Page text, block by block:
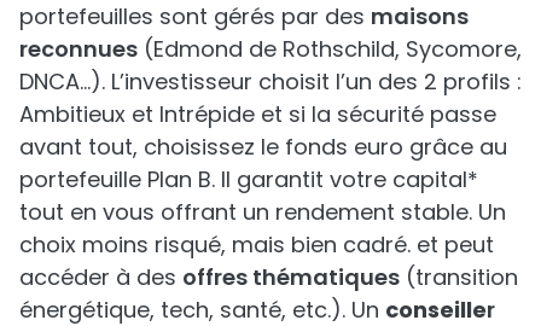
portefeuilles sont gérés par des maisons
reconnues (Edmond de Rothschild, Sycomore,
DNCA…). L’investisseur choisit l’un des 2 profils :
Ambitieux et Intrépide et si la sécurité passe
avant tout, choisissez le fonds euro grâce au
portefeuille Plan B. Il garantit votre capital*
tout en vous offrant un rendement stable. Un
choix moins risqué, mais bien cadré. et peut
accéder à des offres thématiques (transition
énergétique, tech, santé, etc.). Un conseiller